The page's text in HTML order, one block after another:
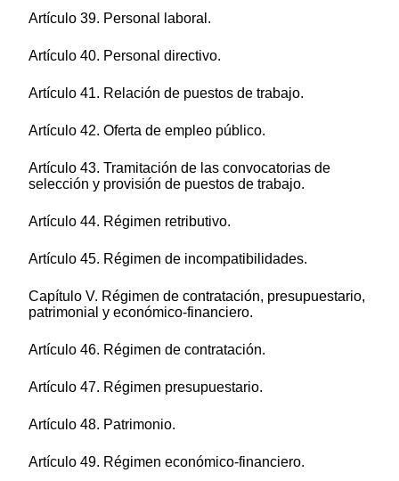
Artículo 39. Personal laboral.
Artículo 40. Personal directivo.
Artículo 41. Relación de puestos de trabajo.
Artículo 42. Oferta de empleo público.
Artículo 43. Tramitación de las convocatorias de
selección y provisión de puestos de trabajo.
Artículo 44. Régimen retributivo.
Artículo 45. Régimen de incompatibilidades.
Capítulo V. Régimen de contratación, presupuestario,
patrimonial y económico-financiero.
Artículo 46. Régimen de contratación.
Artículo 47. Régimen presupuestario.
Artículo 48. Patrimonio.
Artículo 49. Régimen económico-financiero.